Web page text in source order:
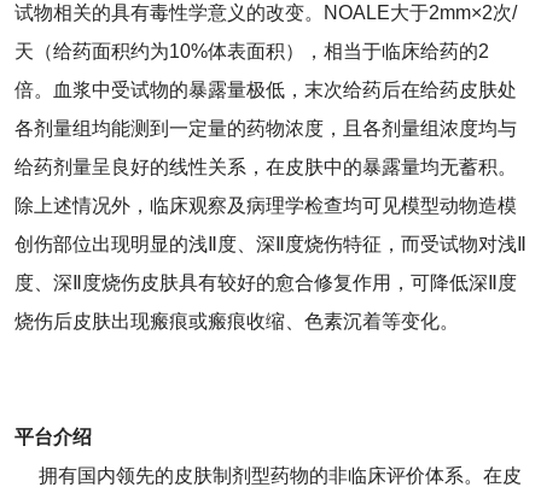
试物相关的具有毒性学意义的改变。NOALE大于2mm×2次/
天（给药面积约为10%体表面积），相当于临床给药的2
倍。血浆中受试物的暴露量极低，末次给药后在给药皮肤处
各剂量组均能测到一定量的药物浓度，且各剂量组浓度均与
给药剂量呈良好的线性关系，在皮肤中的暴露量均无蓄积。
除上述情况外，临床观察及病理学检查均可见模型动物造模
创伤部位出现明显的浅Ⅱ度、深Ⅱ度烧伤特征，而受试物对浅Ⅱ
度、深Ⅱ度烧伤皮肤具有较好的愈合修复作用，可降低深Ⅱ度
烧伤后皮肤出现瘢痕或瘢痕收缩、色素沉着等变化。
平台介绍
拥有国内领先的皮肤制剂型药物的非临床评价体系。在皮